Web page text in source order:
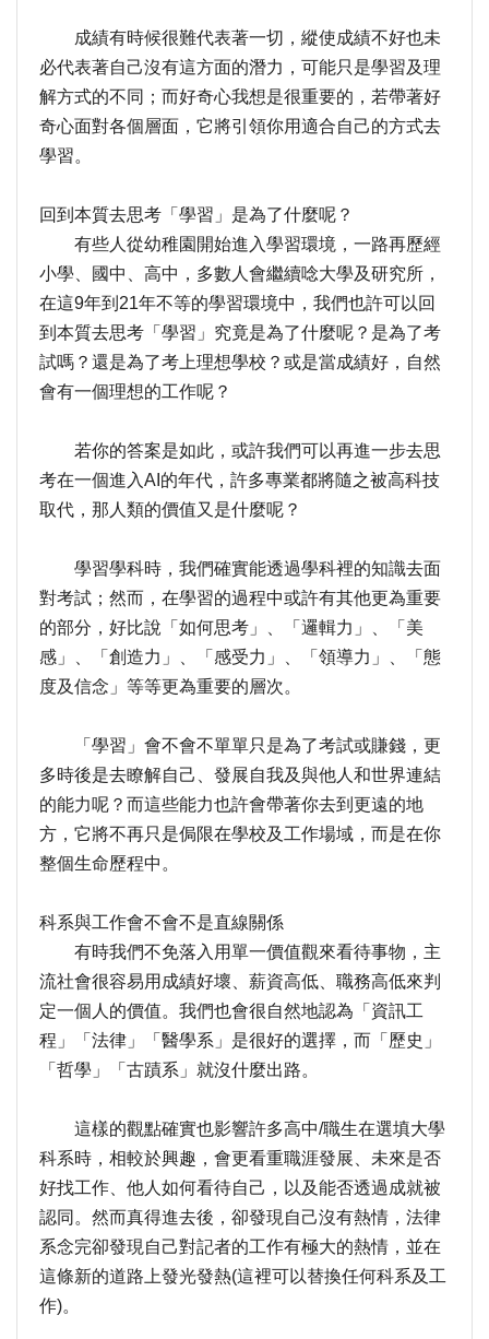
成績有時候很難代表著一切，縱使成績不好也未
必代表著自己沒有這方面的潛力，可能只是學習及理
解方式的不同；而好奇心我想是很重要的，若帶著好
奇心面對各個層面，它將引領你用適合自己的方式去
學習。
回到本質去思考「學習」是為了什麼呢？
有些人從幼稚園開始進入學習環境，一路再歷經
小學、國中、高中，多數人會繼續唸大學及研究所，
在這9年到21年不等的學習環境中，我們也許可以回
到本質去思考「學習」究竟是為了什麼呢？是為了考
試嗎？還是為了考上理想學校？或是當成績好，自然
會有一個理想的工作呢？
若你的答案是如此，或許我們可以再進一步去思
考在一個進入AI的年代，許多專業都將隨之被高科技
取代，那人類的價值又是什麼呢？
學習學科時，我們確實能透過學科裡的知識去面
對考試；然而，在學習的過程中或許有其他更為重要
的部分，好比說「如何思考」、「邏輯力」、「美
感」、「創造力」、「感受力」、「領導力」、「態
度及信念」等等更為重要的層次。
「學習」會不會不單單只是為了考試或賺錢，更
多時後是去瞭解自己、發展自我及與他人和世界連結
的能力呢？而這些能力也許會帶著你去到更遠的地
方，它將不再只是侷限在學校及工作場域，而是在你
整個生命歷程中。
科系與工作會不會不是直線關係
有時我們不免落入用單一價值觀來看待事物，主
流社會很容易用成績好壞、薪資高低、職務高低來判
定一個人的價值。我們也會很自然地認為「資訊工
程」「法律」「醫學系」是很好的選擇，而「歷史」
「哲學」「古蹟系」就沒什麼出路。
這樣的觀點確實也影響許多高中/職生在選填大學
科系時，相較於興趣，會更看重職涯發展、未來是否
好找工作、他人如何看待自己，以及能否透過成就被
認同。然而真得進去後，卻發現自己沒有熱情，法律
系念完卻發現自己對記者的工作有極大的熱情，並在
這條新的道路上發光發熱(這裡可以替換任何科系及工
作)。